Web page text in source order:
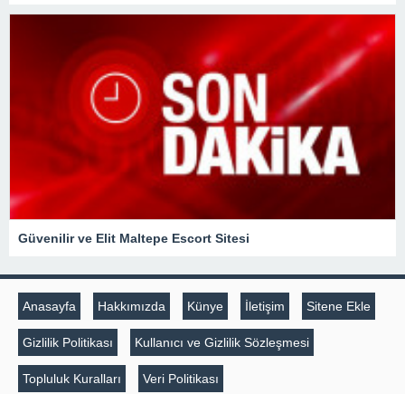
Güvenilir ve Elit Maltepe Escort Sitesi
Anasayfa Hakkımızda Künye İletişim Sitene Ekle
Gizlilik Politikası Kullanıcı ve Gizlilik Sözleşmesi
Topluluk Kuralları Veri Politikası